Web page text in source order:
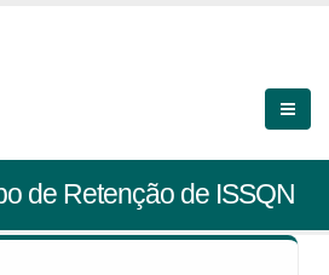
de Retenção de ISSQN